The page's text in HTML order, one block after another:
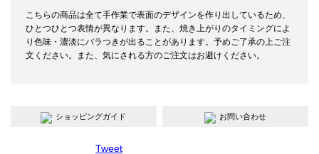
こちらの商品は全て手作業で表面のデザインを作り出しているため、
ひとつひとつ表情が異なります。また、焼き上がりのタイミングによ
り色味・濃淡にバラつきが出ることがあります。予めご了承の上ご注
文ください。また、気にされる方のご注文はお避けください。
ショッピングガイド お問い合わせ
Tweet